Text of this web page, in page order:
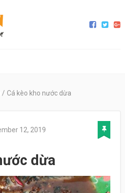
/ Cá kèo kho nước dừa
12, 2019
dừa